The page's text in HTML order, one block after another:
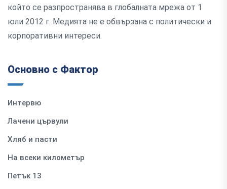
който се разпространява в глобалната мрежа от 1
юли 2012 г. Медията не е обвързана с политически и
корпоративни интереси.
Основно с Фактор
Интервю
Лачени цървули
Хляб и пасти
На всеки километър
Петък 13